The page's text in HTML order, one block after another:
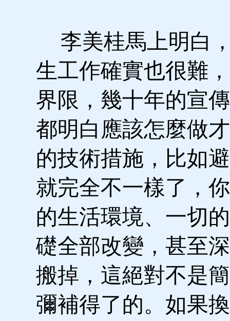
李美桂馬上明白
生工作確實也很難
界限，幾十年的宣
都明白應該怎麼做
的技術措施，比如
就完全不一樣了，
的生活環境、一切
礎全部改變，甚至
搬掉，這絕對不是
彌補得了的。如果